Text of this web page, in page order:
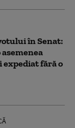
în Senat:
asemenea
fără o